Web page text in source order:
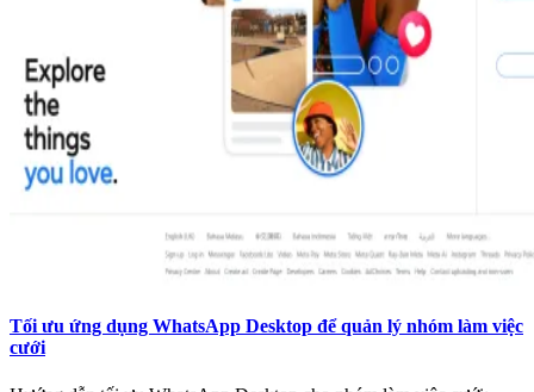
Tối ưu ứng dụng WhatsApp Desktop để quản lý nhóm làm việc
cưới